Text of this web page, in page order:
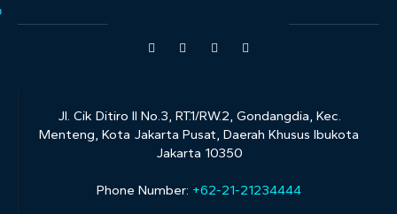
Jl. Cik Ditiro II No.3, RT.1/RW.2, Gondangdia, Kec.
Menteng, Kota Jakarta Pusat, Daerah Khusus Ibukota
Jakarta 10350
Phone Number: +62-21-21234444